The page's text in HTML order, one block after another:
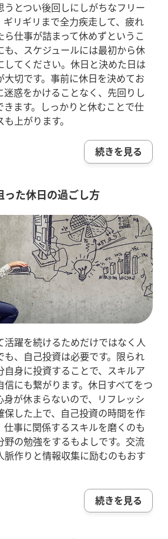
うとつい後回しにしがちなフリー
ギリギリまで全力疾走して、疲れ
ら仕事が詰まって休めずというこ
も、スケジュールには最初から休
してください。休日と決めた日は
大切です。事前に休日を決めてお
迷惑をかけることなく、先回りし
きます。しっかりと休むことで仕
上がります。
続きを見る
った休日の過ごし方
活躍を続けるためだけではなく人
も、自己投資は必要です。限られ
自身に投資することで、スキルア
信にも繋がります。休日すべてをつ
身が休まらないので、リフレッシ
保した上で、自己投資の時間を作
仕事に関係するスキルを磨くのも
野の勉強をするもよしです。交流
脈作りと情報収集に励むのもおす
続きを見る